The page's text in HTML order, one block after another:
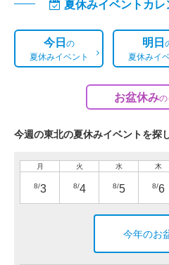
夏休みイベントカ
今日の
夏休みイベント
明日
夏休みイ
お盆休みの
今週の東北の夏休みイベントを探
月
8/3
火
8/4
水
8/5
木
8/6
今年のお